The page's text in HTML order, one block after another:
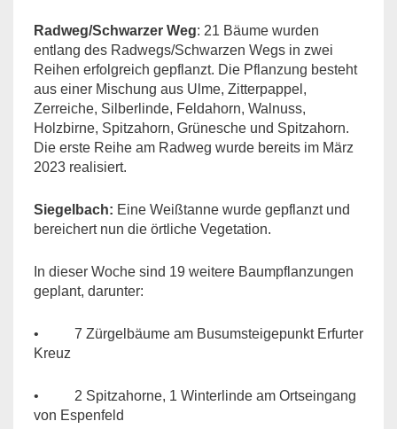
Radweg/Schwarzer Weg: 21 Bäume wurden
entlang des Radwegs/Schwarzen Wegs in zwei
Reihen erfolgreich gepflanzt. Die Pflanzung besteht
aus einer Mischung aus Ulme, Zitterpappel,
Zerreiche, Silberlinde, Feldahorn, Walnuss,
Holzbirne, Spitzahorn, Grünesche und Spitzahorn.
Die erste Reihe am Radweg wurde bereits im März
2023 realisiert.
Siegelbach: Eine Weißtanne wurde gepflanzt und
bereichert nun die örtliche Vegetation.
In dieser Woche sind 19 weitere Baumpflanzungen
geplant, darunter:
• 7 Zürgelbäume am Busumsteigepunkt Erfurter
Kreuz
• 2 Spitzahorne, 1 Winterlinde am Ortseingang
von Espenfeld